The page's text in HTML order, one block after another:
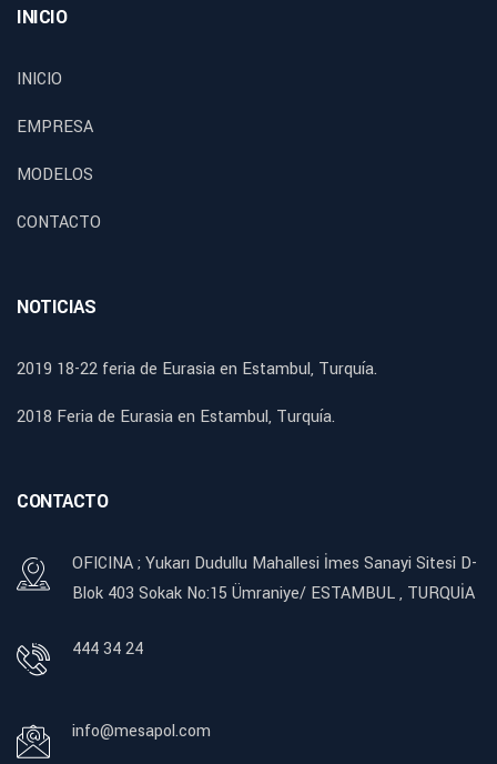
INICIO
INICIO
EMPRESA
MODELOS
CONTACTO
NOTICIAS
2019 18-22 feria de Eurasia en Estambul, Turquía.
2018 Feria de Eurasia en Estambul, Turquía.
CONTACTO
OFICINA ; Yukarı Dudullu Mahallesi İmes Sanayi Sitesi D-
Blok 403 Sokak No:15 Ümraniye/ ESTAMBUL , TURQUİA
444 34 24
info@mesapol.com